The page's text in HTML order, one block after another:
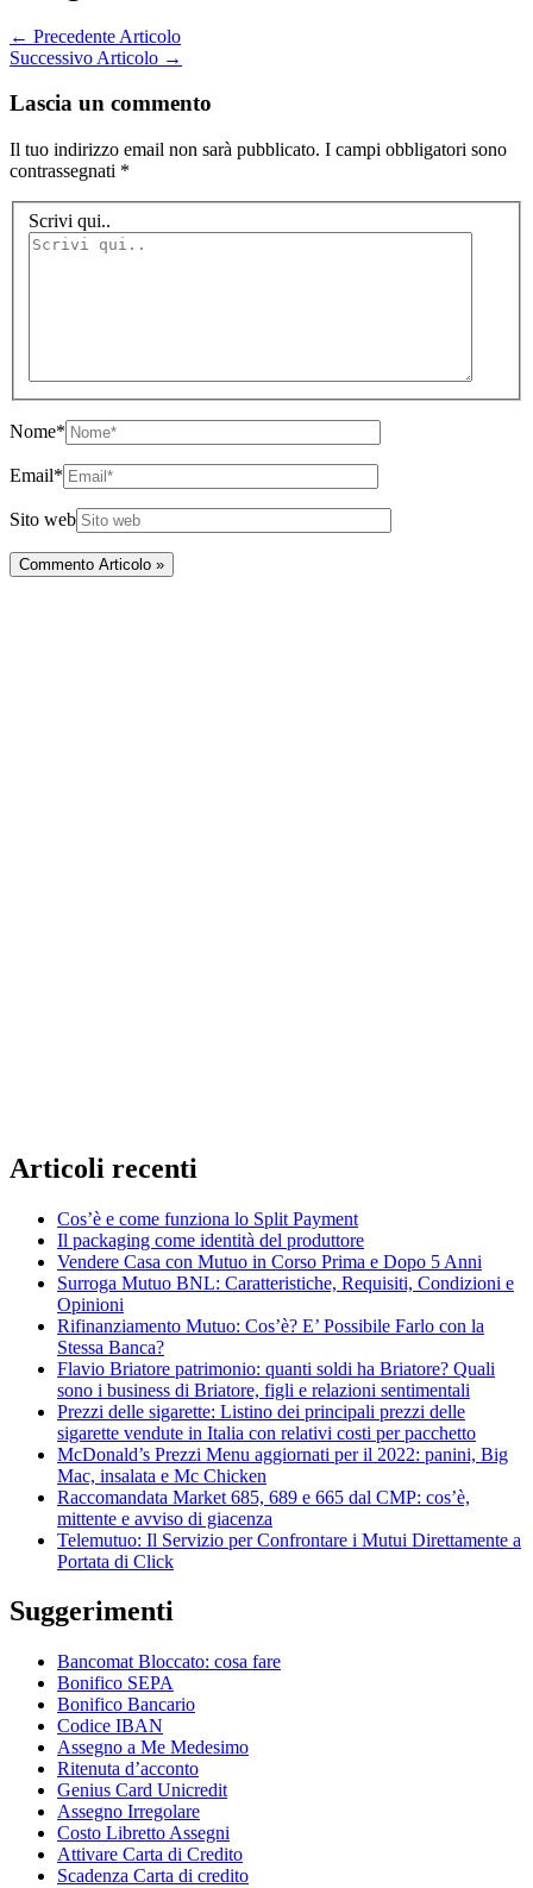
← Precedente Articolo
Successivo Articolo →
Lascia un commento
Il tuo indirizzo email non sarà pubblicato. I campi obbligatori sono
contrassegnati *
Scrivi qui..
Nome*
Email*
Sito web
Articoli recenti
Cos’è e come funziona lo Split Payment
Il packaging come identità del produttore
Vendere Casa con Mutuo in Corso Prima e Dopo 5 Anni
Surroga Mutuo BNL: Caratteristiche, Requisiti, Condizioni e
Opinioni
Rifinanziamento Mutuo: Cos’è? E’ Possibile Farlo con la
Stessa Banca?
Flavio Briatore patrimonio: quanti soldi ha Briatore? Quali
sono i business di Briatore, figli e relazioni sentimentali
Prezzi delle sigarette: Listino dei principali prezzi delle
sigarette vendute in Italia con relativi costi per pacchetto
McDonald’s Prezzi Menu aggiornati per il 2022: panini, Big
Mac, insalata e Mc Chicken
Raccomandata Market 685, 689 e 665 dal CMP: cos’è,
mittente e avviso di giacenza
Telemutuo: Il Servizio per Confrontare i Mutui Direttamente a
Portata di Click
Suggerimenti
Bancomat Bloccato: cosa fare
Bonifico SEPA
Bonifico Bancario
Codice IBAN
Assegno a Me Medesimo
Ritenuta d’acconto
Genius Card Unicredit
Assegno Irregolare
Costo Libretto Assegni
Attivare Carta di Credito
Scadenza Carta di credito